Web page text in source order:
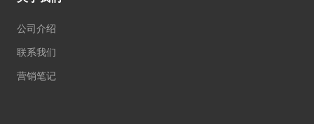
公司介绍
联系我们
营销笔记